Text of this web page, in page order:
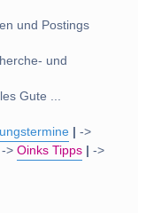
und Postings
und
Gute ...
->
->Oinks Tipps
->